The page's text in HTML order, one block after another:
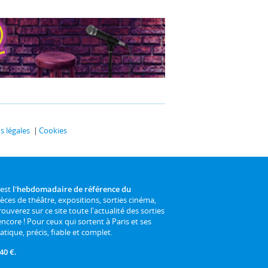
légales Cookies
l'hebdomadaire de référence du
de théâtre, expositions, sorties cinéma,
sur ce site toute l'actualité des sorties
! Pour ceux qui sortent à Paris et ses
précis, fiable et complet.
€.